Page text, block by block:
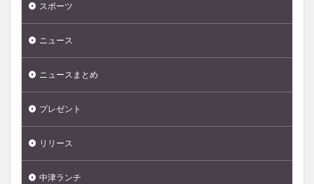
スポーツ
ニュース
ニュースまとめ
プレゼント
リリース
中津ランチ